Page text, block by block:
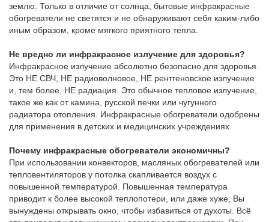
землю. Только в отличие от солнца, бытовые инфракрасные
обогреватели не светятся и не обнаруживают себя каким-либо
иным образом, кроме мягкого приятного тепла.
Не вредно ли инфракрасное излучение для здоровья?
Инфракрасное излучение абсолютно безопасно для здоровья.
Это НЕ СВЧ, НЕ радиоволновое, НЕ рентгеновское излучение
и, тем более, НЕ радиация. Это обычное тепловое излучение,
такое же как от камина, русской печки или чугунного
радиатора отопления. Инфракрасные обогреватели одобрены
для применения в детских и медицинских учреждениях.
Почему инфракрасные обогреватели экономичны?
При использовании конвекторов, масляных обогревателей или
тепловентиляторов у потолка скапливается воздух с
повышенной температурой. Повышенная температура
приводит к более высокой теплопотери, или даже хуже, Вы
вынуждены открывать окно, чтобы избавиться от духоты. Всё